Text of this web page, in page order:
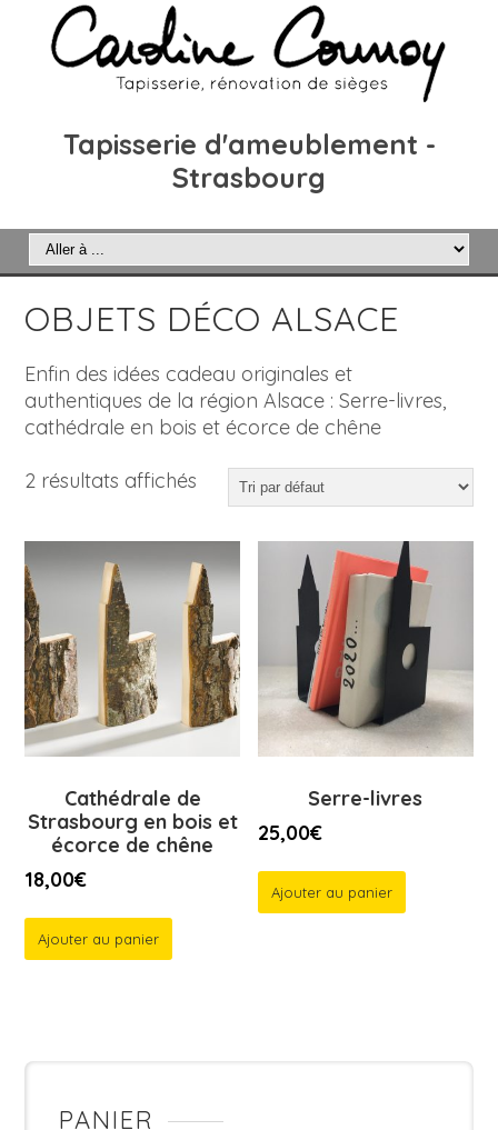
Tapisserie d'ameublement -
Strasbourg
OBJETS DÉCO ALSACE
Enfin des idées cadeau originales et
authentiques de la région Alsace : Serre-livres,
cathédrale en bois et écorce de chêne
2 résultats affichés
Cathédrale de
Strasbourg en bois et
écorce de chêne
18,00€
Ajouter au panier
Serre-livres
25,00€
Ajouter au panier
PANIER